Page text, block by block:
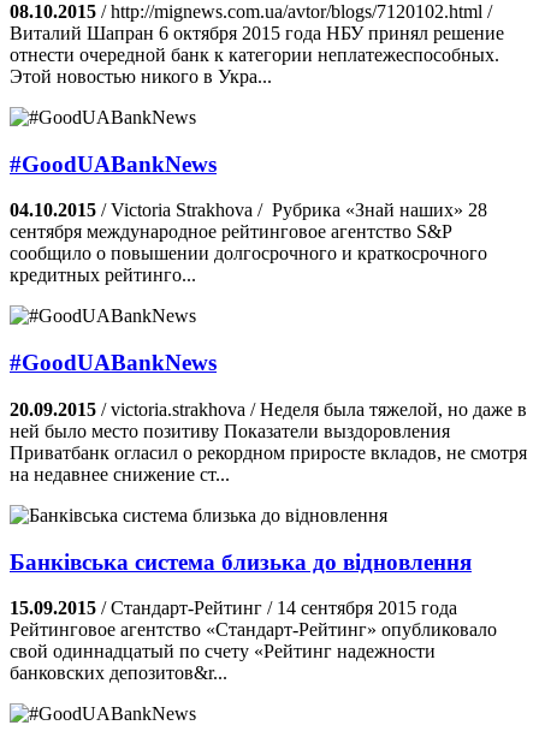
08.10.2015 / http://mignews.com.ua/avtor/blogs/7120102.html /
Виталий Шапран 6 октября 2015 года НБУ принял решение
отнести очередной банк к категории неплатежеспособных.
Этой новостью никого в Укра...
‪#‎GoodUABankNews‬
04.10.2015 / Victoria Strakhova / Рубрика «Знай наших» 28
сентября международное рейтинговое агентство S&P
сообщило о повышении долгосрочного и краткосрочного
кредитных рейтинго...
‪#‎GoodUABankNews
20.09.2015 / victoria.strakhova / Неделя была тяжелой, но даже в
ней было место позитиву Показатели выздоровления
Приватбанк огласил о рекордном приросте вкладов, не смотря
на недавнее снижение ст...
Банківська система близька до відновлення
15.09.2015 / Стандарт-Рейтинг / 14 сентября 2015 года
Рейтинговое агентство «Стандарт-Рейтинг» опубликовало
свой одиннадцатый по счету «Рейтинг надежности
банковских депозитов&r...